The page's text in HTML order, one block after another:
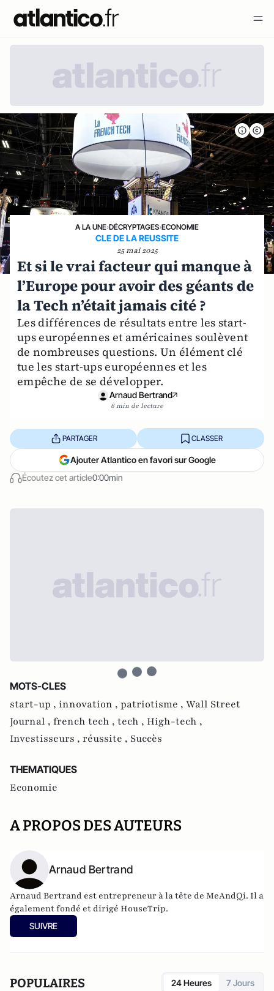
A LA UNE›DÉCRYPTAGES›ECONOMIE
CLE DE LA REUSSITE
25 mai 2025
Et si le vrai facteur qui manque à
l’Europe pour avoir des géants de
la Tech n’était jamais cité ?
Les différences de résultats entre les start-
ups européennes et américaines soulèvent
de nombreuses questions. Un élément clé
tue les start-ups européennes et les
empêche de se développer.
Arnaud Bertrand
6 min de lecture
Écoutez cet article0:00min
PARTAGER CLASSER
Ajouter Atlantico en favori sur Google
MOTS-CLES
start-up , innovation , patriotisme , Wall Street
Journal , french tech , tech , High-tech ,
Investisseurs , réussite , Succès
THEMATIQUES
Economie
A PROPOS DES AUTEURS
Arnaud Bertrand
Arnaud Bertrand est entrepreneur à la tête de MeAndQi. Il a
également fondé et dirigé HouseTrip.
SUIVRE
POPULAIRES 24 Heures 7 Jours